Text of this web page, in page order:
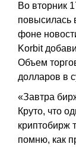
Во вторник
повысилась
фоне
Korbit
Объем
долларов в
«Завтра
Круто, что
криптобирж
помню, как